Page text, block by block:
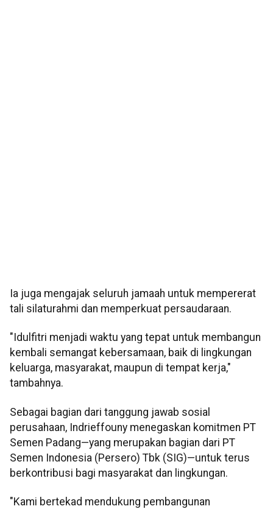
Ia juga mengajak seluruh jamaah untuk mempererat
tali silaturahmi dan memperkuat persaudaraan.
"Idulfitri menjadi waktu yang tepat untuk membangun
kembali semangat kebersamaan, baik di lingkungan
keluarga, masyarakat, maupun di tempat kerja,"
tambahnya.
Sebagai bagian dari tanggung jawab sosial
perusahaan, Indrieffouny menegaskan komitmen PT
Semen Padang—yang merupakan bagian dari PT
Semen Indonesia (Persero) Tbk (SIG)—untuk terus
berkontribusi bagi masyarakat dan lingkungan.
"Kami bertekad mendukung pembangunan